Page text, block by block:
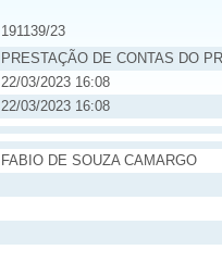
191139/23
PRESTAÇÃO DE CONTAS DO
22/03/2023 16:08
22/03/2023 16:08
FABIO DE SOUZA CAMARGO